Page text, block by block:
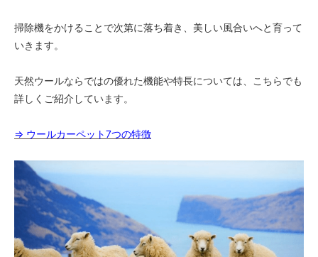
掃除機をかけることで次第に落ち着き、美しい風合いへと育って
いきます。
天然ウールならではの優れた機能や特長については、こちらでも
詳しくご紹介しています。
⇒ ウールカーペット7つの特徴